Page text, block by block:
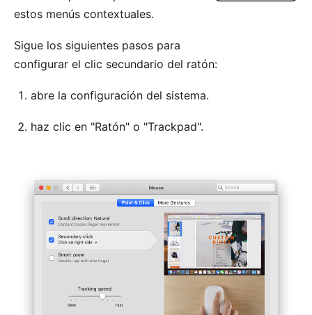
estos menús contextuales.
Sigue los siguientes pasos para
configurar el clic secundario del ratón:
abre la configuración del sistema.
haz clic en "Ratón" o "Trackpad".